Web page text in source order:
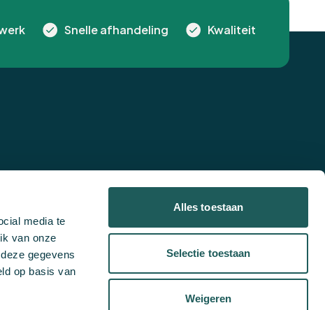
media te
van onze
gegevens
op basis van
Alles toestaan
Selectie toestaan
Weigeren
Snelle afhandeling Kwaliteit